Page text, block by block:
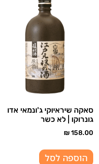
סאקה שיראיוקי ג'ונמאי אדו
גונרוקו | לא כשר
₪158.00
הוספה לסל